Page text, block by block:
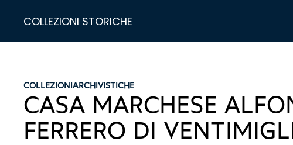
COLLEZIONI STORICHE
COLLEZIONIARCHIVISTICHE
CASA MARCHESE
FERRERO DI